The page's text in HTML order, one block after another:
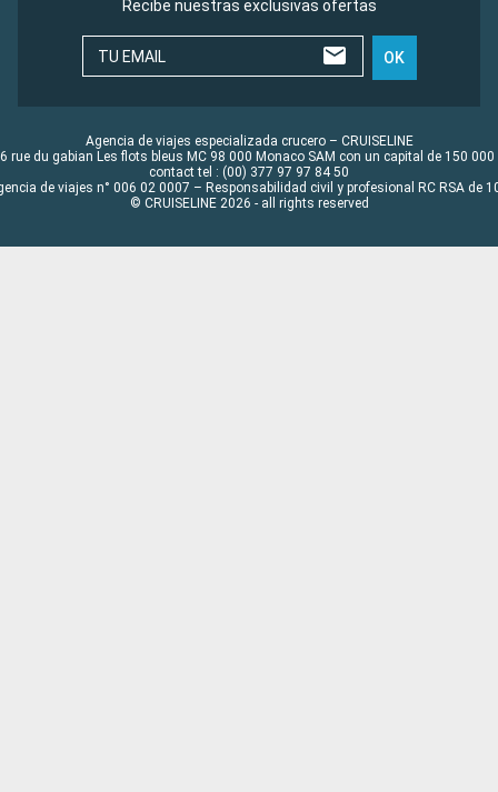
Recibe nuestras exclusivas ofertas
TU EMAIL OK
Agencia de viajes especializada crucero – CRUISELINE
rue du gabian Les flots bleus MC 98 000 Monaco SAM con un capital de 150 000
contact tel : (00) 377 97 97 84 50
de viajes n° 006 02 0007 – Responsabilidad civil y profesional RC RSA de
© CRUISELINE 2026 - all rights reserved